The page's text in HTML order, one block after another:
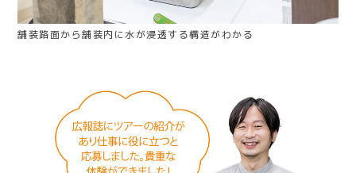
舗装路面から舗装内に水が浸透する構造がわかる